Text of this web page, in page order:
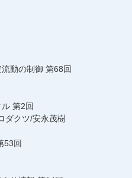
動の制御 第68回
第2回
ダクツ/安永茂樹
53回